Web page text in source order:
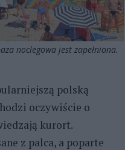
noclegowa jest zapełniona.
polską
oczywiście o
kurort.
z palca, a poparte